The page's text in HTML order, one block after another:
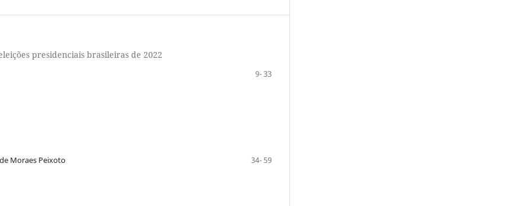
presidenciais brasileiras de 2022
9- 33
Moraes Peixoto
34- 59